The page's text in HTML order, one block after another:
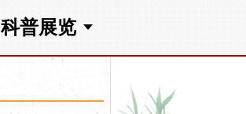
科普展览